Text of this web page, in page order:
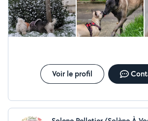
Voir le profil